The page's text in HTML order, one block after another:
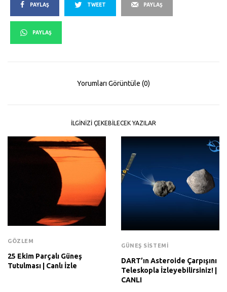
PAYLAŞ TWEET PAYLAŞ
PAYLAŞ
Yorumları Görüntüle (0)
İLGINIZI ÇEKEBILECEK YAZILAR
GÖZLEM
25 Ekim Parçalı Güneş
Tutulması | Canlı İzle
GÜNEŞ SISTEMI
DART’ın Asteroide Çarpışını
Teleskopla İzleyebilirsiniz! |
CANLI